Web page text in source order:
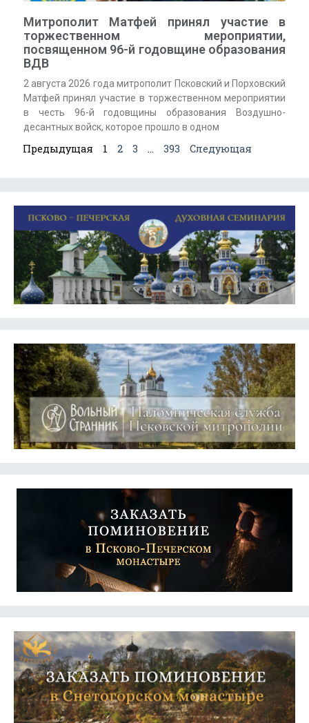
Митрополит Матфей принял участие в
торжественном мероприятии,
посвященном 96-й годовщине образования
ВДВ
2 августа 2026 года митрополит Псковский и Порховский
Матфей принял участие в торжественном мероприятии
в честь 96-й годовщины образования Воздушно-
десантных войск, которое прошло в одном
Предыдущая 1 2 3 … 393 Следующая